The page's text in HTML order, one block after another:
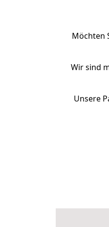
Möchten
Wir sind
Unsere